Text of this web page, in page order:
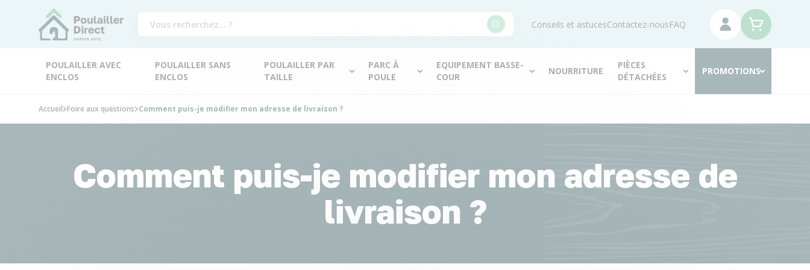
Conseils et astucesContactez-nousFAQ
POULAILLER AVEC
ENCLOS
POULAILLER SANS
ENCLOS
POULAILLER PAR
TAILLE
PARC À
POULE
EQUIPEMENT BASSE-
COUR
NOURRITURE
PIÈCES
DÉTACHÉES
PROMOTIONS
Accueil Foire aux questions Comment puis-je modifier mon adresse de livraison ?
Comment puis-je modifier mon adresse de
livraison ?